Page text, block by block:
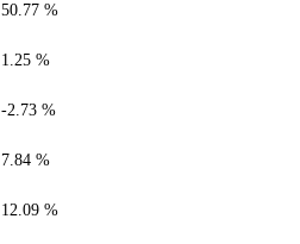
50.77 %
1.25 %
-2.73 %
7.84 %
12.09 %